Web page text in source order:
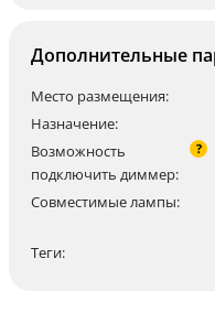
Дополнительные
Место размещения:
Назначение:
Возможность
подключить диммер:
?
Совместимые лампы:
Теги: